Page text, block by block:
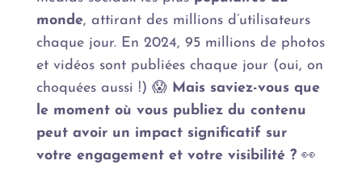
monde, attirant des millions d’utilisateurs
chaque jour. En 2024, 95 millions de photos
et vidéos sont publiées chaque jour (oui, on
choquées aussi !) 😱 Mais saviez-vous que
le moment où vous publiez du contenu
peut avoir un impact significatif sur
votre engagement et votre visibilité ?👀